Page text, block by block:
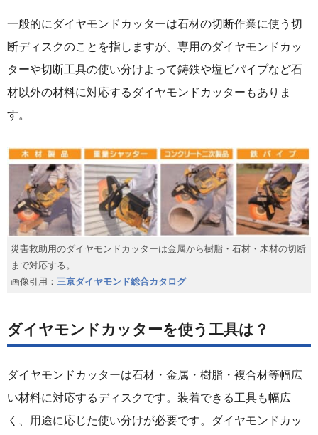
一般的にダイヤモンドカッターは石材の切断作業に使う切
断ディスクのことを指しますが、専用のダイヤモンドカッ
ターや切断工具の使い分けよって鋳鉄や塩ビパイプなど石
材以外の材料に対応するダイヤモンドカッターもありま
す。
災害救助用のダイヤモンドカッターは金属から樹脂・石材・木材の切断
まで対応する。
画像引用： 三京ダイヤモンド総合カタログ
ダイヤモンドカッターを使う工具は？
ダイヤモンドカッターは石材・金属・樹脂・複合材等幅広
い材料に対応するディスクです。装着できる工具も幅広
く、用途に応じた使い分けが必要です。ダイヤモンドカッ